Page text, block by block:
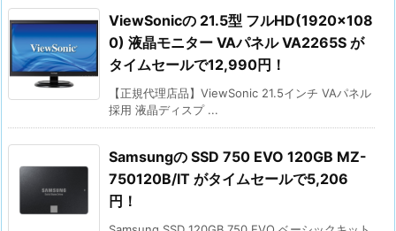
ViewSonicの 21.5型 フルHD(1920×108
0) 液晶モニター VAパネル VA2265S が
タイムセールで12,990円！
【正規代理店品】ViewSonic 21.5インチ VAパネル
採用 液晶ディスプ ...
Samsungの SSD 750 EVO 120GB MZ-
750120B/IT がタイムセールで5,206
円！